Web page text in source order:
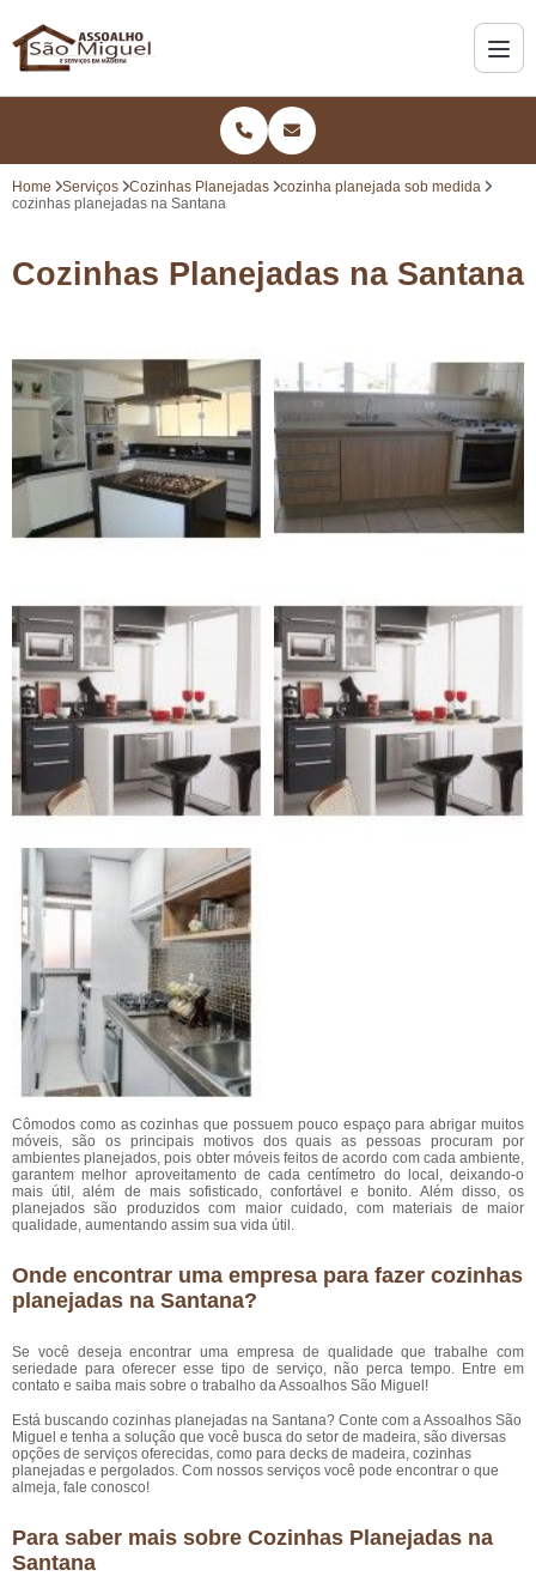
Home Serviços Cozinhas Planejadas
cozinha planejada sob medida
cozinhas planejadas na Santana
Cozinhas Planejadas na Santana
Cômodos como as cozinhas que possuem pouco espaço para abrigar muitos
móveis, são os principais motivos dos quais as pessoas procuram por
ambientes planejados, pois obter móveis feitos de acordo com cada ambiente,
garantem melhor aproveitamento de cada centímetro do local, deixando-o
mais útil, além de mais sofisticado, confortável e bonito. Além disso, os
planejados são produzidos com maior cuidado, com materiais de maior
qualidade, aumentando assim sua vida útil.
Onde encontrar uma empresa para fazer cozinhas
planejadas na Santana?
Se você deseja encontrar uma empresa de qualidade que trabalhe com
seriedade para oferecer esse tipo de serviço, não perca tempo. Entre em
contato e saiba mais sobre o trabalho da Assoalhos São Miguel!
Está buscando cozinhas planejadas na Santana? Conte com a Assoalhos São
Miguel e tenha a solução que você busca do setor de madeira, são diversas
opções de serviços oferecidas, como para decks de madeira, cozinhas
planejadas e pergolados. Com nossos serviços você pode encontrar o que
almeja, fale conosco!
Para saber mais sobre Cozinhas Planejadas na
Santana